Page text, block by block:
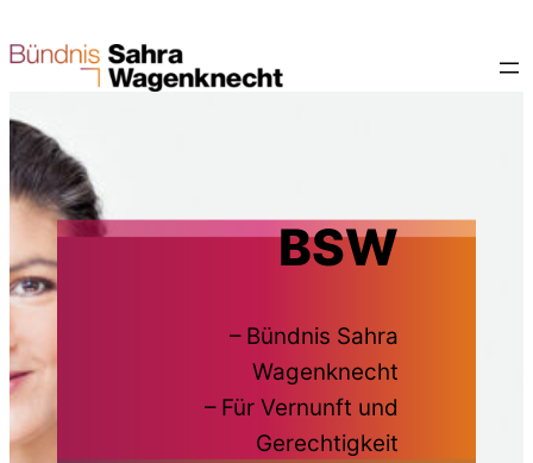
BSW
– Bündnis Sahra
Wagenknecht
– Für Vernunft und
Gerechtigkeit